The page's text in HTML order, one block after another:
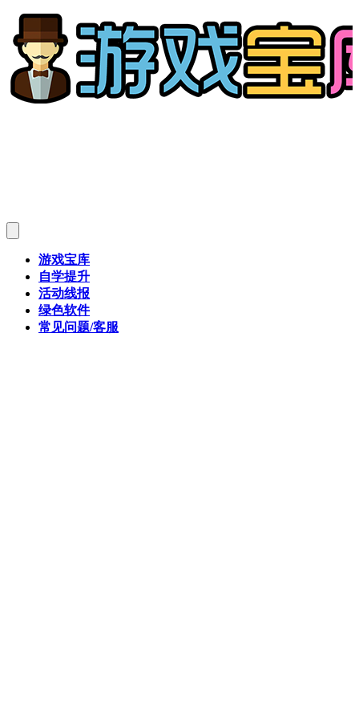
游戏宝库
自学提升
活动线报
绿色软件
常见问题/客服